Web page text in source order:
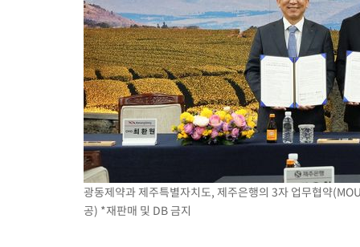
광동제약과 제주특별자치도, 제주은행의 3자 업무협약
공) *재판매 및 DB 금지